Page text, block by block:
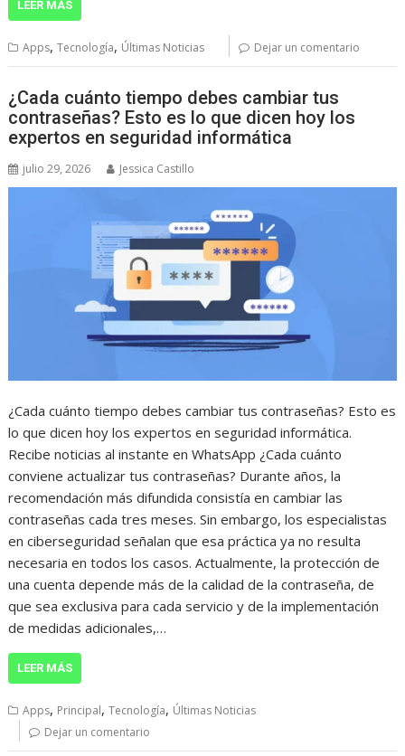
LEER MÁS
Apps,Tecnología, Últimas Noticias Dejar un comentario
¿Cada cuánto tiempo debes cambiar tus
contraseñas? Esto es lo que dicen hoy los
expertos en seguridad informática
julio 29, 2026 Jessica Castillo
¿Cada cuánto tiempo debes cambiar tus contraseñas? Esto es
lo que dicen hoy los expertos en seguridad informática.
Recibe noticias al instante en WhatsApp ¿Cada cuánto
conviene actualizar tus contraseñas? Durante años, la
recomendación más difundida consistía en cambiar las
contraseñas cada tres meses. Sin embargo, los especialistas
en ciberseguridad señalan que esa práctica ya no resulta
necesaria en todos los casos. Actualmente, la protección de
una cuenta depende más de la calidad de la contraseña, de
que sea exclusiva para cada servicio y de la implementación
de medidas adicionales,…
LEER MÁS
Apps, Principal,Tecnología, Últimas Noticias
Dejar un comentario